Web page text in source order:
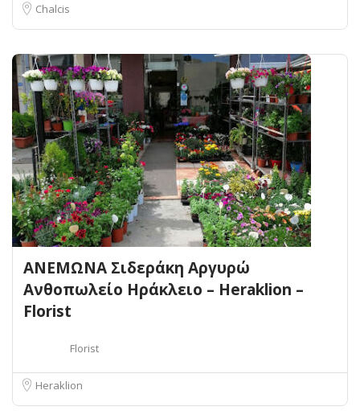
Chalcis
ΑΝΕΜΩΝΑ Σιδεράκη Αργυρώ
Ανθοπωλείo Ηράκλειο – Heraklion –
Florist
Florist
Heraklion